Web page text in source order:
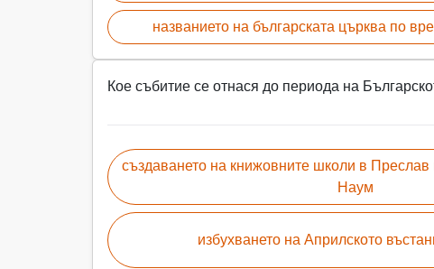
названието на българската църква по
Кое събитие се отнася до периода на
създаването на книжовните школи в
Наум
избухването на Априлското